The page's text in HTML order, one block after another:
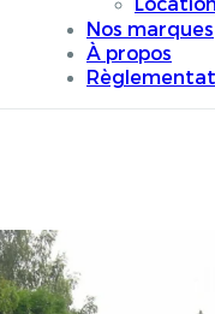
Nos marques
À propos